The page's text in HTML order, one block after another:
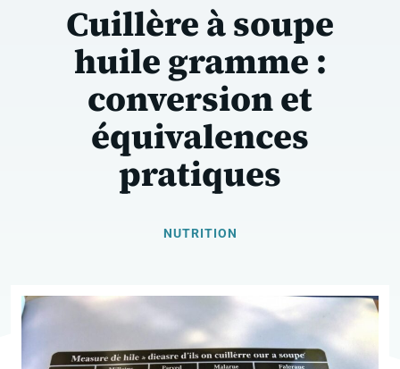
Cuillère à soupe
huile gramme :
conversion et
équivalences
pratiques
NUTRITION